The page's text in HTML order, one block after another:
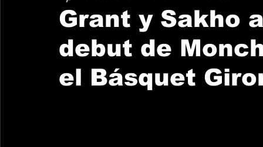
Grant y Sakho
debut de
el Básquet